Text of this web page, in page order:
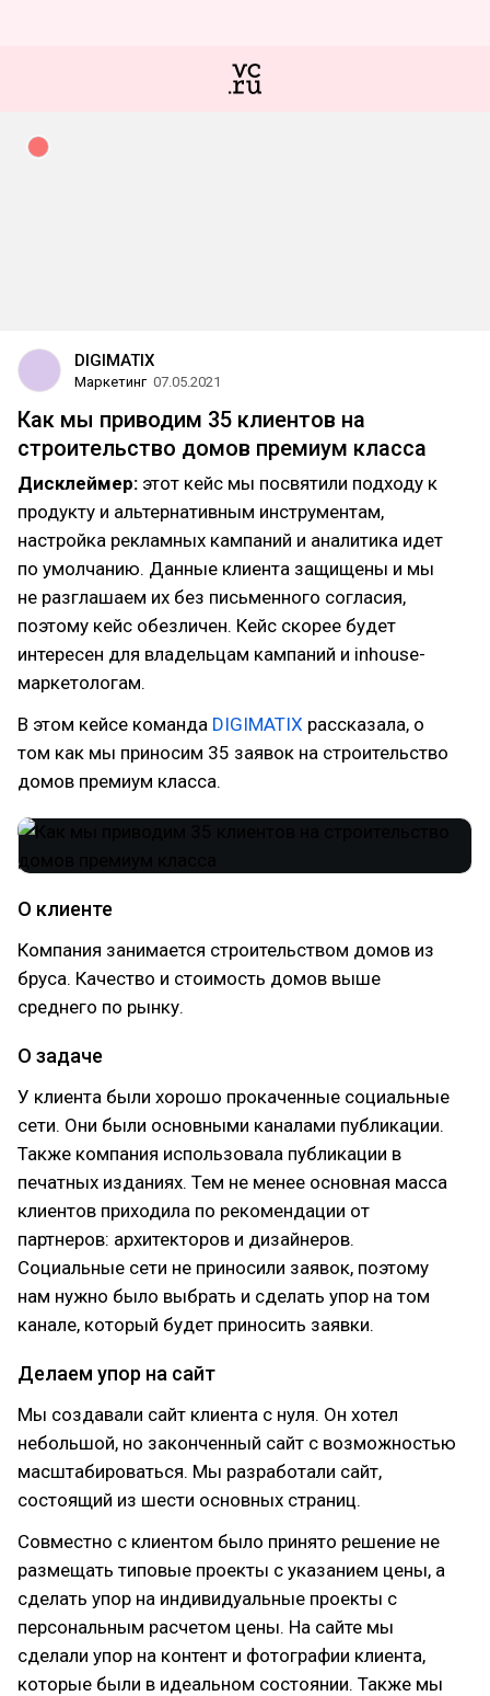
DIGIMATIX
Маркетинг 07.05.2021
Как мы приводим 35 клиентов на
строительство домов премиум класса
Дисклеймер: этот кейс мы посвятили подходу к
продукту и альтернативным инструментам,
настройка рекламных кампаний и аналитика идет
по умолчанию. Данные клиента защищены и мы
не разглашаем их без письменного согласия,
поэтому кейс обезличен. Кейс скорее будет
интересен для владельцам кампаний и inhouse-
маркетологам.
В этом кейсе команда DIGIMATIX рассказала, о
том как мы приносим 35 заявок на строительство
домов премиум класса.
О клиенте
Компания занимается строительством домов из
бруса. Качество и стоимость домов выше
среднего по рынку.
О задаче
У клиента были хорошо прокаченные социальные
сети. Они были основными каналами публикации.
Также компания использовала публикации в
печатных изданиях. Тем не менее основная масса
клиентов приходила по рекомендации от
партнеров: архитекторов и дизайнеров.
Социальные сети не приносили заявок, поэтому
нам нужно было выбрать и сделать упор на том
канале, который будет приносить заявки.
Делаем упор на сайт
Мы создавали сайт клиента с нуля. Он хотел
небольшой, но законченный сайт с возможностью
масштабироваться. Мы разработали сайт,
состоящий из шести основных страниц.
Совместно с клиентом было принято решение не
размещать типовые проекты с указанием цены, а
сделать упор на индивидуальные проекты с
персональным расчетом цены. На сайте мы
сделали упор на контент и фотографии клиента,
которые были в идеальном состоянии. Также мы